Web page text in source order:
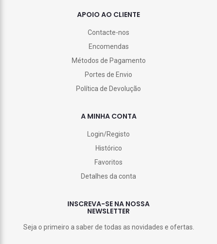
APOIO AO CLIENTE
Contacte-nos
Encomendas
Métodos de Pagamento
Portes de Envio
Política de Devolução
A MINHA CONTA
Login/Registo
Histórico
Favoritos
Detalhes da conta
INSCREVA-SE NA NOSSA
NEWSLETTER
Seja o primeiro a saber de todas as novidades e ofertas.